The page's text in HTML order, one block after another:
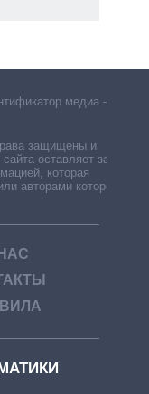
медиа –
защищены и
оставляет за
которая
авторами которой